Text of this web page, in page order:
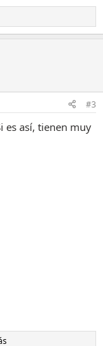
#3
es así, tienen muy